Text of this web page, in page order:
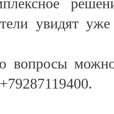
увидят
вопросы